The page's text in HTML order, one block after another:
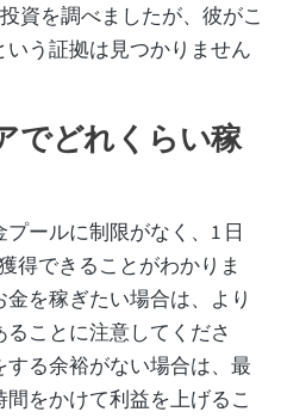
資を調べましたが、彼がこ
う証拠は見つかりません
でどれくらい稼
ールに制限がなく、1 日
得できることがわかりま
を稼ぎたい場合は、より
ことに注意してくださ
る余裕がない場合は、最
をかけて利益を上げるこ